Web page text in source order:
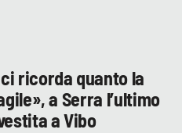
ricorda quanto la
a Serra l’ultimo
a Vibo